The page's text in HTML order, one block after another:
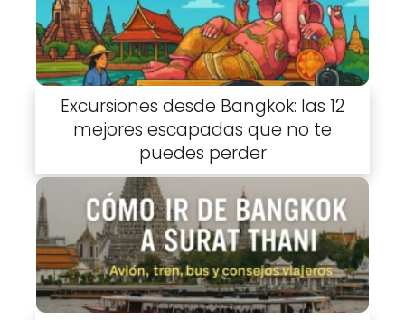
Excursiones desde Bangkok: las 12
mejores escapadas que no te
puedes perder